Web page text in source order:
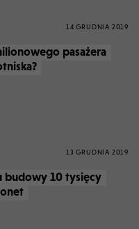
14 GRUDNIA 2019
pasażera
13 GRUDNIA 2019
budowy 10 tysięcy